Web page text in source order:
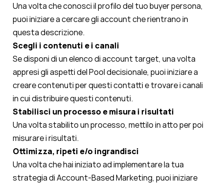
Una volta che conosci il profilo del tuo buyer persona,
puoi iniziare a cercare gli account che rientrano in
questa descrizione.
Scegli i contenuti e i canali
Se disponi di un elenco di account target, una volta
appresi gli aspetti del Pool decisionale, puoi iniziare a
creare contenuti per questi contatti e trovare i canali
in cui distribuire questi contenuti.
Stabilisci un processo e misura i risultati
Una volta stabilito un processo, mettilo in atto per poi
misurare i risultati.
Ottimizza, ripeti e/o ingrandisci
Una volta che hai iniziato ad implementare la tua
strategia di Account-Based Marketing, puoi iniziare